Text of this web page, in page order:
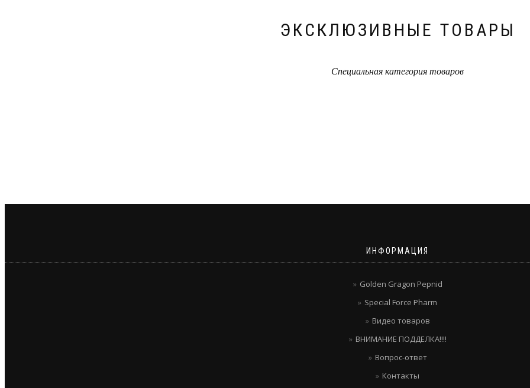
ЭКСКЛЮЗИВНЫЕ ТОВАРЫ
Специальная категория товаров
ИНФОРМАЦИЯ
Golden Gragon Pepnid
Special Force Pharm
Видео товаров
ВНИМАНИЕ ПОДДЕЛКА!!!!
Вопрос-ответ
Контакты